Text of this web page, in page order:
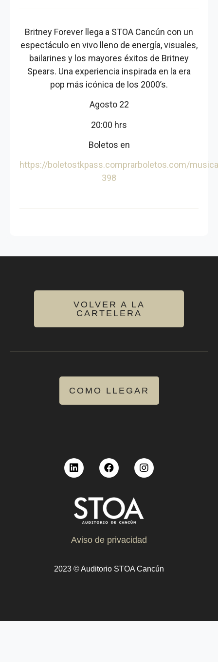
Britney Forever llega a STOA Cancún con un
espectáculo en vivo lleno de energía, visuales,
bailarines y los mayores éxitos de Britney
Spears. Una experiencia inspirada en la era
pop más icónica de los 2000’s.
Agosto 22
20:00 hrs
Boletos en
https://boletostkpass.comprarboletos.com/
398
VOLVER A LA
CARTELERA
COMO LLEGAR
Aviso de privacidad
2023 © Auditorio STOA Cancún